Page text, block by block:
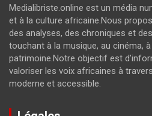
Medialibriste.online est un média
et à la culture africaine.Nous
des analyses, des chroniques et
touchant à la musique, au cinéma,
patrimoine.Notre objectif est
valoriser les voix africaines à
moderne et accessible.